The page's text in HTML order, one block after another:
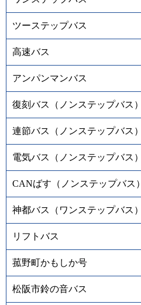
ツーステップバス
高速バス
アンパンマンバス
復刻バス（ノンステップバス）
連節バス（ノンステップバス）
電気バス（ノンステップバス）
CANばす（ノンステップバス）
神都バス（ワンステップバス）
リフトバス
菰野町かもしか号
松阪市鈴の音バス